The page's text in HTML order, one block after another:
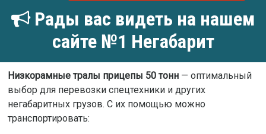
Рады вас видеть на нашем
сайте №1 Негабарит
Низкорамные тралы прицепы 50 тонн— оптимальный
выбор для перевозки спецтехники и других
негабаритных грузов. С их помощью можно
транспортировать: